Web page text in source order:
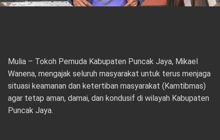
Mulia – Tokoh Pemuda Kabupaten Puncak Jaya, Mikael
Wanena, mengajak seluruh masyarakat untuk terus menjaga
situasi keamanan dan ketertiban masyarakat (Kamtibmas)
agar tetap aman, damai, dan kondusif di wilayah Kabupaten
Puncak Jaya.